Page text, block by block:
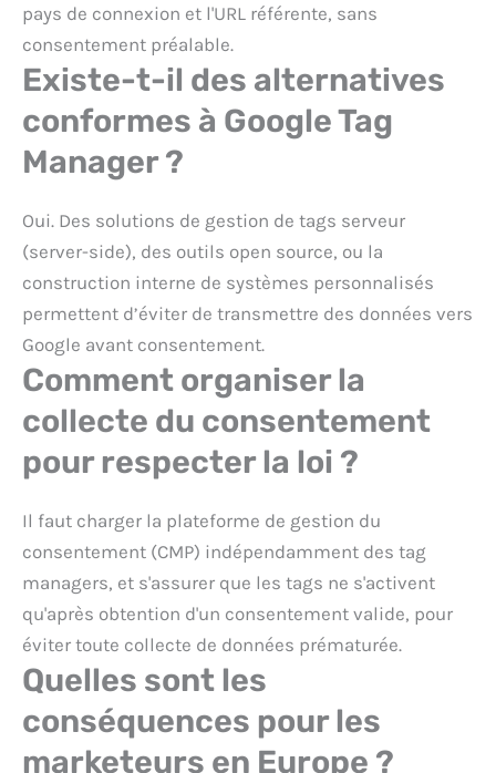
pays de connexion et l'URL référente, sans
consentement préalable.
Existe-t-il des alternatives
conformes à Google Tag
Manager ?
Oui. Des solutions de gestion de tags serveur
(server-side), des outils open source, ou la
construction interne de systèmes personnalisés
permettent d’éviter de transmettre des données vers
Google avant consentement.
Comment organiser la
collecte du consentement
pour respecter la loi ?
Il faut charger la plateforme de gestion du
consentement (CMP) indépendamment des tag
managers, et s'assurer que les tags ne s'activent
qu'après obtention d'un consentement valide, pour
éviter toute collecte de données prématurée.
Quelles sont les
conséquences pour les
marketeurs en Europe ?